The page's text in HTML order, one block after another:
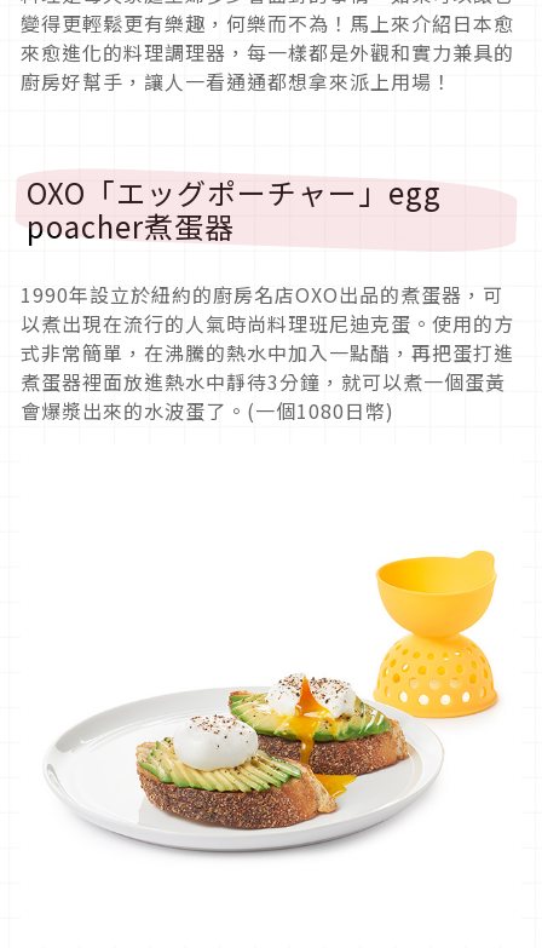
變得更輕鬆更有樂趣，何樂而不為！馬上來介紹日本愈
來愈進化的料理調理器，每一樣都是外觀和實力兼具的
廚房好幫手，讓人一看通通都想拿來派上用場！
OXO「エッグポーチャー」egg
poacher煮蛋器
1990年設立於紐約的廚房名店OXO出品的煮蛋器，可
以煮出現在流行的人氣時尚料理班尼迪克蛋。使用的方
式非常簡單，在沸騰的熱水中加入一點醋，再把蛋打進
煮蛋器裡面放進熱水中靜待3分鐘，就可以煮一個蛋黃
會爆漿出來的水波蛋了。(一個1080日幣)